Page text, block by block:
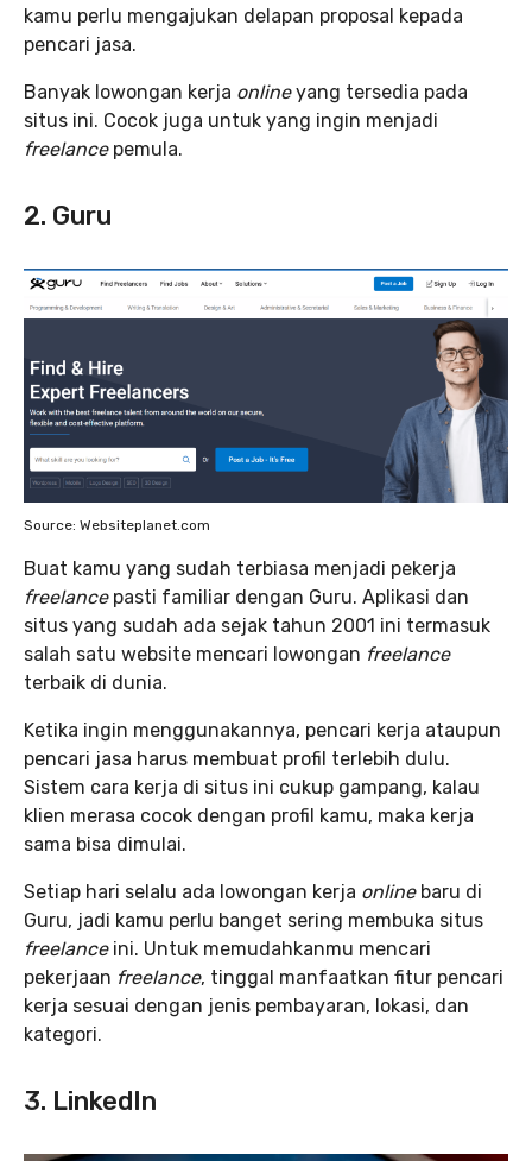
kamu perlu mengajukan delapan proposal kepada
pencari jasa.
Banyak lowongan kerja onlineyang tersedia pada
situs ini. Cocok juga untuk yang ingin menjadi
freelance pemula.
2. Guru
Source: Websiteplanet.com
Buat kamu yang sudah terbiasa menjadi pekerja
freelance pasti familiar dengan Guru. Aplikasi dan
situs yang sudah ada sejak tahun 2001 ini termasuk
salah satu website mencari lowongan freelance
terbaik di dunia.
Ketika ingin menggunakannya, pencari kerja ataupun
pencari jasa harus membuat profil terlebih dulu.
Sistem cara kerja di situs ini cukup gampang, kalau
klien merasa cocok dengan profil kamu, maka kerja
sama bisa dimulai.
Setiap hari selalu ada lowongan kerja online baru di
Guru, jadi kamu perlu banget sering membuka situs
freelance ini. Untuk memudahkanmu mencari
pekerjaan freelance, tinggal manfaatkan fitur pencari
kerja sesuai dengan jenis pembayaran, lokasi, dan
kategori.
3. LinkedIn